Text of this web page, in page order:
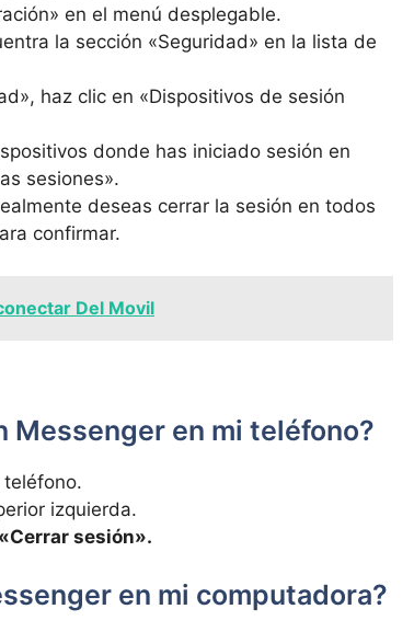
en el menú desplegable.
la sección «Seguridad» en la lista de
haz clic en «Dispositivos de sesión
donde has iniciado sesión en
sesiones».
deseas cerrar la sesión en todos
confirmar.
Del Movil
Messenger en mi teléfono?
izquierda.
sesión».
en mi computadora?